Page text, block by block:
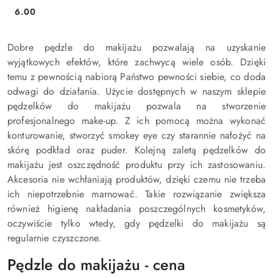
Cena:
6.00
Dobre pędzle do makijażu pozwalają na uzyskanie
wyjątkowych efektów, które zachwycą wiele osób. Dzięki
temu z pewnością nabiorą Państwo pewności siebie, co doda
odwagi do działania. Użycie dostępnych w naszym sklepie
pędzelków do makijażu pozwala na stworzenie
profesjonalnego make-up. Z ich pomocą można wykonać
konturowanie, stworzyć smokey eye czy starannie nałożyć na
skórę podkład oraz puder. Kolejną zaletą pędzelków do
makijażu jest oszczędność produktu przy ich zastosowaniu.
Akcesoria nie wchłaniają produktów, dzięki czemu nie trzeba
ich niepotrzebnie marnować. Takie rozwiązanie zwiększa
również higienę nakładania poszczególnych kosmetyków,
oczywiście tylko wtedy, gdy pędzelki do makijażu są
regularnie czyszczone.
Pędzle do makijażu - cena